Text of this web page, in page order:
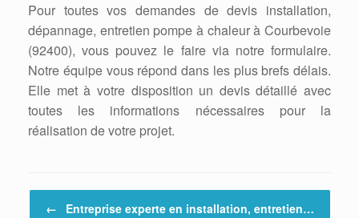
Pour toutes vos demandes de devis installation,
dépannage, entretien pompe à chaleur à Courbevoie
(92400), vous pouvez le faire via notre formulaire.
Notre équipe vous répond dans les plus brefs délais.
Elle met à votre disposition un devis détaillé avec
toutes les informations nécessaires pour la
réalisation de votre projet.
← Entreprise experte en installation, entretien…